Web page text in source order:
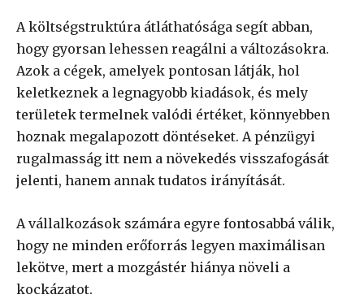
A költségstruktúra átláthatósága segít abban,
hogy gyorsan lehessen reagálni a változásokra.
Azok a cégek, amelyek pontosan látják, hol
keletkeznek a legnagyobb kiadások, és mely
területek termelnek valódi értéket, könnyebben
hoznak megalapozott döntéseket. A pénzügyi
rugalmasság itt nem a növekedés visszafogását
jelenti, hanem annak tudatos irányítását.
A vállalkozások számára egyre fontosabbá válik,
hogy ne minden erőforrás legyen maximálisan
lekötve, mert a mozgástér hiánya növeli a
kockázatot.